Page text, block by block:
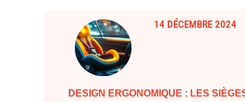
14 DÉCEMBRE 2024
DESIGN ERGONOMIQUE : LES